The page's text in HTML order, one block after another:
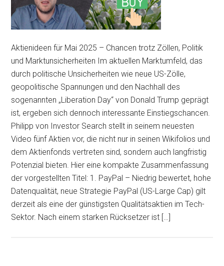
Aktienideen für Mai 2025 – Chancen trotz Zöllen, Politik
und Marktunsicherheiten Im aktuellen Marktumfeld, das
durch politische Unsicherheiten wie neue US-Zölle,
geopolitische Spannungen und den Nachhall des
sogenannten „Liberation Day“ von Donald Trump geprägt
ist, ergeben sich dennoch interessante Einstiegschancen.
Philipp von Investor Search stellt in seinem neuesten
Video fünf Aktien vor, die nicht nur in seinen Wikifolios und
dem Aktienfonds vertreten sind, sondern auch langfristig
Potenzial bieten. Hier eine kompakte Zusammenfassung
der vorgestellten Titel: 1. PayPal – Niedrig bewertet, hohe
Datenqualität, neue Strategie PayPal (US-Large Cap) gilt
derzeit als eine der günstigsten Qualitätsaktien im Tech-
Sektor. Nach einem starken Rücksetzer ist […]